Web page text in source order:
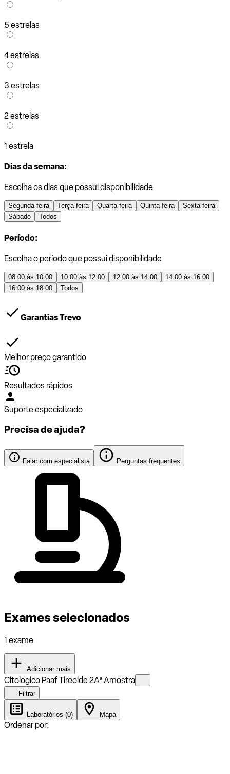
5 estrelas
4 estrelas
3 estrelas
2 estrelas
1 estrela
Dias da semana:
Escolha os dias que possui disponibilidade
Segunda-feira Terça-feira Quarta-feira Quinta-feira
Sexta-feira
Sábado
Todos
Período:
Escolha o período que possui disponibilidade
08:00 às 10:00 10:00 às 12:00 12:00 às 14:00
14:00 às 16:00
16:00 às 18:00
Todos
Garantias Trevo
Melhor preço garantido
Resultados rápidos
Suporte especializado
Precisa de ajuda?
Falar com especialista Perguntas frequentes
Exames selecionados
1 exame
Adicionar mais
Citologico Paaf Tireoide 2Aª Amostra
Filtrar
Laboratórios (0) Mapa
Ordenar por: